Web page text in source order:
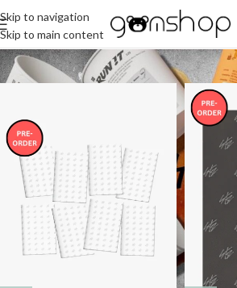
Skip to navigation
Skip to main content
Accueil PREORDER Stray Kids preorder